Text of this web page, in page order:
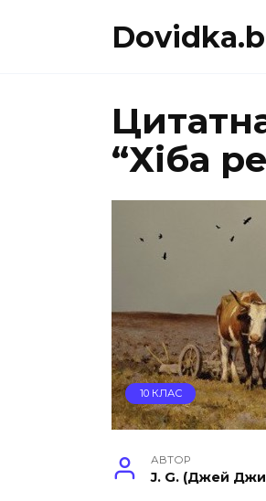
“Хіба
10 КЛАС
АВТОР
J. G. (Джей